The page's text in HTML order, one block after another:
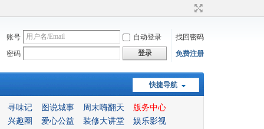
账号 自动登录
找回密码
密码
登录 免费注册
快捷导航
寻味记 图说城事 周末嗨翻天
版务中心
兴趣圈
爱心公益 装修大讲堂 娱乐影视